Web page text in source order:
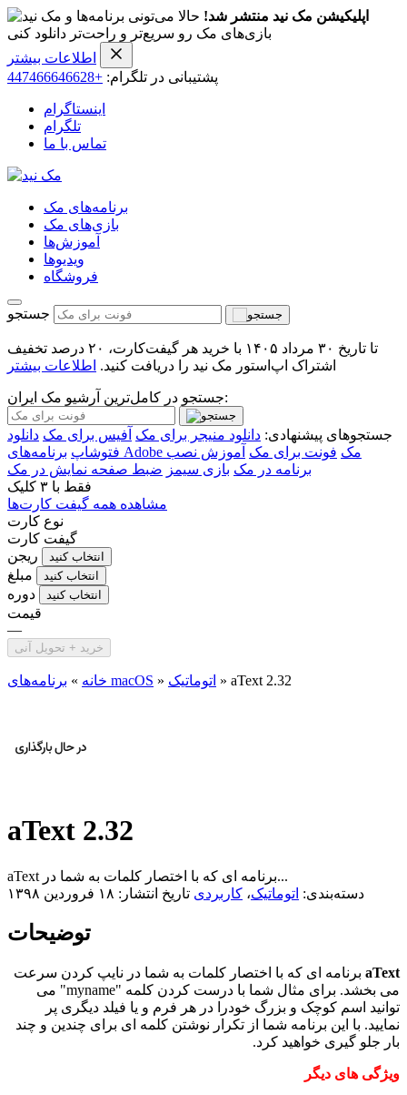
اپلیکیشن مک نید منتشر شد! حالا می‌تونی برنامه‌ها و
بازی‌های مک رو سریع‌تر و راحت‌تر دانلود کنی
اطلاعات بیشتر
پشتیبانی در تلگرام: +447466646628
اینستاگرام
تلگرام
تماس با ما
برنامه‌های مک
بازی‌های مک
آموزش‌ها
ویدیو‌ها
فروشگاه
جستجو
تا تاریخ ۳۰ مرداد ۱۴۰۵ با خرید هر گیفت‌کارت، ۲۰ درصد تخفیف
اشتراک اپ‌استور مک نید را دریافت کنید. اطلاعات بیشتر
جستجو در کامل‌ترین آرشیو مک ایران:
جستجوهای پیشنهادی: دانلود منیجر برای مک آفیس برای مک دانلود
فتوشاپ
برنامه‌های Adobe مک فونت برای مک آموزش نصب
برنامه در مک بازی سیمز ضبط صفحه نمایش در مک
فقط با ۳ کلیک
مشاهده همه گیفت کارت‌ها
نوع کارت
گیفت کارت
ریجن
انتخاب کنید
مبلغ انتخاب کنید
دوره انتخاب کنید
قیمت
—
خرید + تحویل آنی
خانه » برنامه‌های macOS » اتوماتیک » aText 2.32
aText 2.32
aText برنامه ای که با اختصار کلمات به شما در...
دسته‌بندی: اتوماتیک، کاربردی تاریخ انتشار: ۱۸ فروردین ۱۳۹۸
توضیحات
aText برنامه ای که با اختصار کلمات به شما در نایپ کردن سرعت
می بخشد. برای مثال شما با درست کردن کلمه "myname" می
توانید اسم کوچک و بزرگ خودرا در هر فرم و یا فیلد دیگری پر
نمایید. با این برنامه شما از تکرار نوشتن کلمه ای برای چندین و چند
بار جلو گیری خواهید کرد.
ویژگی های دیگر